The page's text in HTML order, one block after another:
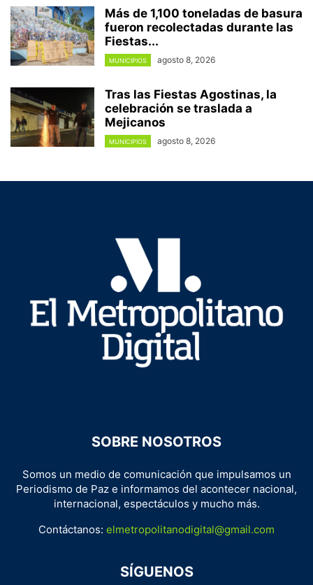
Más de 1,100 toneladas de basura
fueron recolectadas durante las
Fiestas...
MUNICIPIOS agosto 8, 2026
Tras las Fiestas Agostinas, la
celebración se traslada a
Mejicanos
MUNICIPIOS agosto 8, 2026
SOBRE NOSOTROS
Somos un medio de comunicación que impulsamos un
Periodismo de Paz e informamos del acontecer nacional,
internacional, espectáculos y mucho más.
Contáctanos: elmetropolitanodigital@gmail.com
SÍGUENOS